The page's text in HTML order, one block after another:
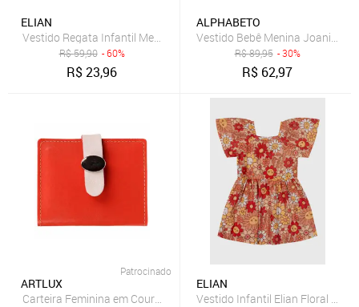
ELIAN
Vestido Regata Infantil Menina Delicado Elian Coral
R$59,90 - 60%
R$23,96
ALPHABETO
Vestido Bebê Menina
R$89,95 - 30%
R$ 62,97
Patrocinado
ARTLUX
Carteira Feminina em Couro com Espelho Artlux 1588 Coral
ELIAN
Vestido Infantil Elian Floral